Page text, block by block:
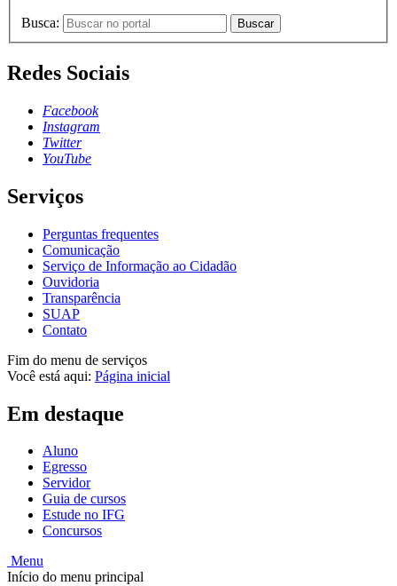
Busca: Buscar
Redes Sociais
Facebook
Instagram
Twitter
YouTube
Serviços
Perguntas frequentes
Comunicação
Serviço de Informação ao Cidadão
Ouvidoria
Transparência
SUAP
Contato
Fim do menu de serviços
Você está aqui: Página inicial
Em destaque
Aluno
Egresso
Servidor
Guia de cursos
Estude no IFG
Concursos
Menu
Início do menu principal